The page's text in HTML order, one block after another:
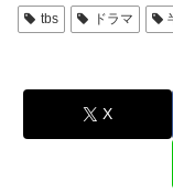
tbs ドラマ
X